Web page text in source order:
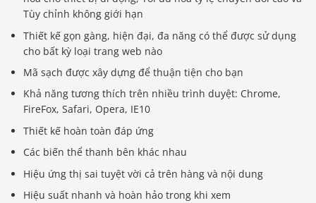
Tùy chỉnh không giới hạn
Thiết kế gọn gàng, hiện đại, đa năng có thể được sử dụng
cho bất kỳ loại trang web nào
Mã sạch được xây dựng để thuận tiện cho bạn
Khả năng tương thích trên nhiều trình duyệt: Chrome,
FireFox, Safari, Opera, IE10
Thiết kế hoàn toàn đáp ứng
Các biến thể thanh bên khác nhau
Hiệu ứng thị sai tuyệt vời cả trên hàng và nội dung
Hiệu suất nhanh và hoàn hảo trong khi xem